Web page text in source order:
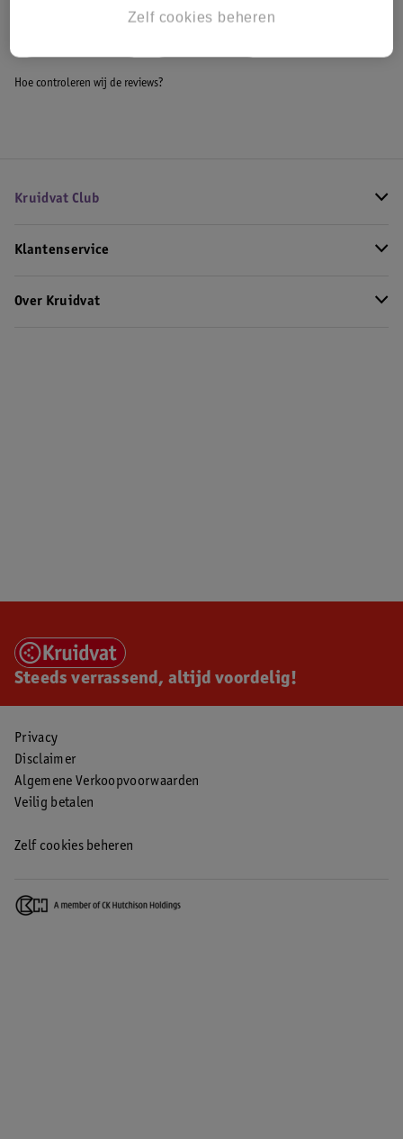
Hoe controleren wij de reviews?
Kruidvat Club
Klantenservice
Over Kruidvat
Steeds verrassend, altijd voordelig!
Privacy
Disclaimer
Algemene Verkoopvoorwaarden
Veilig betalen
Zelf cookies beheren
Zelf cookies beheren